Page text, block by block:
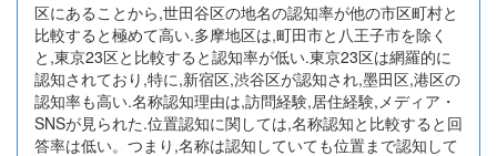
区にあることから,世田谷区の地名の認知率が他の市区町村と
比較すると極めて高い.多摩地区は,町田市と八王子市を除く
と,東京23区と比較すると認知率が低い.東京23区は網羅的に
認知されており,特に,新宿区,渋谷区が認知され,墨田区,港区の
認知率も高い.名称認知理由は,訪問経験,居住経験,メディア・
SNSが見られた.位置認知に関しては,名称認知と比較すると回
答率は低い。つまり,名称は認知していても位置まで認知して